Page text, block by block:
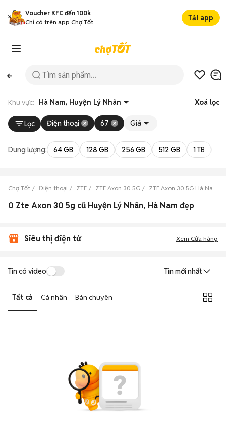
Voucher KFC đến 100k
Chỉ có trên app Chợ Tốt
Tải app
Khu vực: Hà Nam, Huyện Lý Nhân Xoá lọc
Lọc Điện thoại 67 Giá
Dung lượng: 64 GB 128 GB 256 GB 512 GB 1 TB
Chợ Tốt Điện thoại ZTE ZTE Axon 30 5G ZTE Axon 30 5G Hà Nam
0 Zte Axon 30 5g cũ Huyện Lý Nhân, Hà Nam đẹp
Siêu thị điện tử Xem Cửa hàng
Tin có video Tin mới nhất
Tất cả Cá nhân Bán chuyên